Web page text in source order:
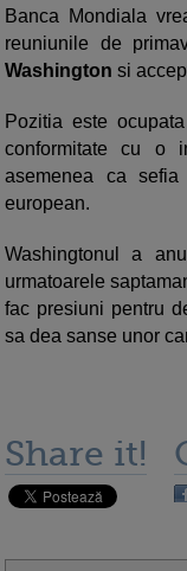
Banca Mondiala
reuniunile de
Washington si
Pozitia este
conformitate cu o
asemenea ca
european.
Washingtonul a
urmatoarele
fac presiuni pentru
sa dea sanse unor
Share it!